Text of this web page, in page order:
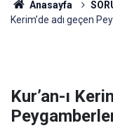
Anasayfa
Kerim’de adı geçen
Kur’an-ı